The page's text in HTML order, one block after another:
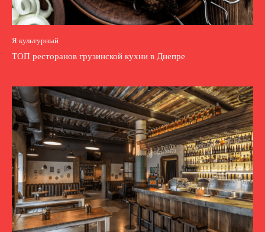
Я культурный
ТОП ресторанов грузинской кухни в Днепре